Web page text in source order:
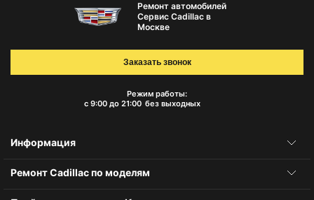
Ремонт автомобилей
Сервис Cadillac в
Москве
Режим работы:
с 9:00 до 21:00 без выходных
Заказать звонок
Информация
Ремонт Cadillac по моделям